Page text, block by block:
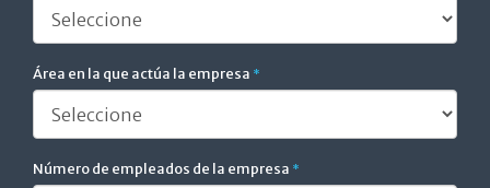
Área en la que actúa la empresa *
Número de empleados de la empresa *